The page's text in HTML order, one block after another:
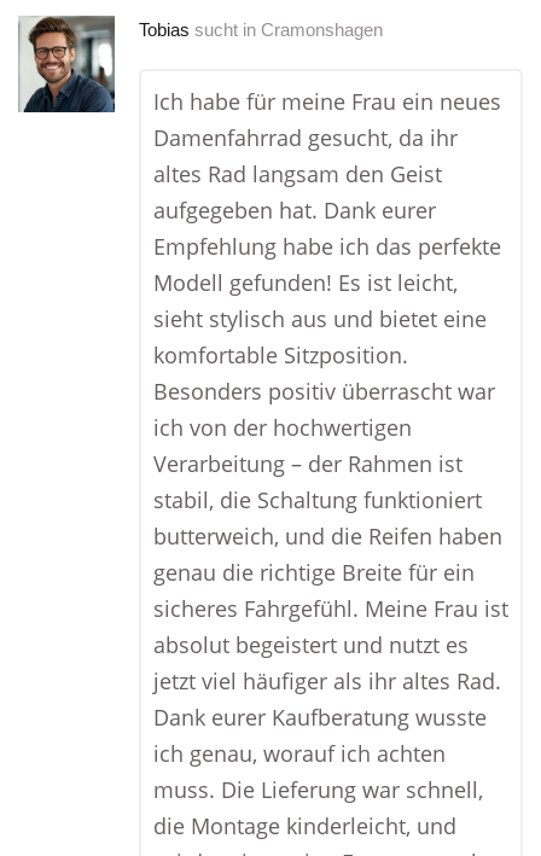
Tobias sucht in Cramonshagen
Ich habe für meine Frau ein neues
Damenfahrrad gesucht, da ihr
altes Rad langsam den Geist
aufgegeben hat. Dank eurer
Empfehlung habe ich das perfekte
Modell gefunden! Es ist leicht,
sieht stylisch aus und bietet eine
komfortable Sitzposition.
Besonders positiv überrascht war
ich von der hochwertigen
Verarbeitung – der Rahmen ist
stabil, die Schaltung funktioniert
butterweich, und die Reifen haben
genau die richtige Breite für ein
sicheres Fahrgefühl. Meine Frau ist
absolut begeistert und nutzt es
jetzt viel häufiger als ihr altes Rad.
Dank eurer Kaufberatung wusste
ich genau, worauf ich achten
muss. Die Lieferung war schnell,
die Montage kinderleicht, und